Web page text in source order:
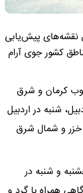
نقشه‌های پیش‌یابی
کشور جوی آرام
کرمان و شرق
شنبه در اردبیل
خزر و شمال شرق
و شنبه در